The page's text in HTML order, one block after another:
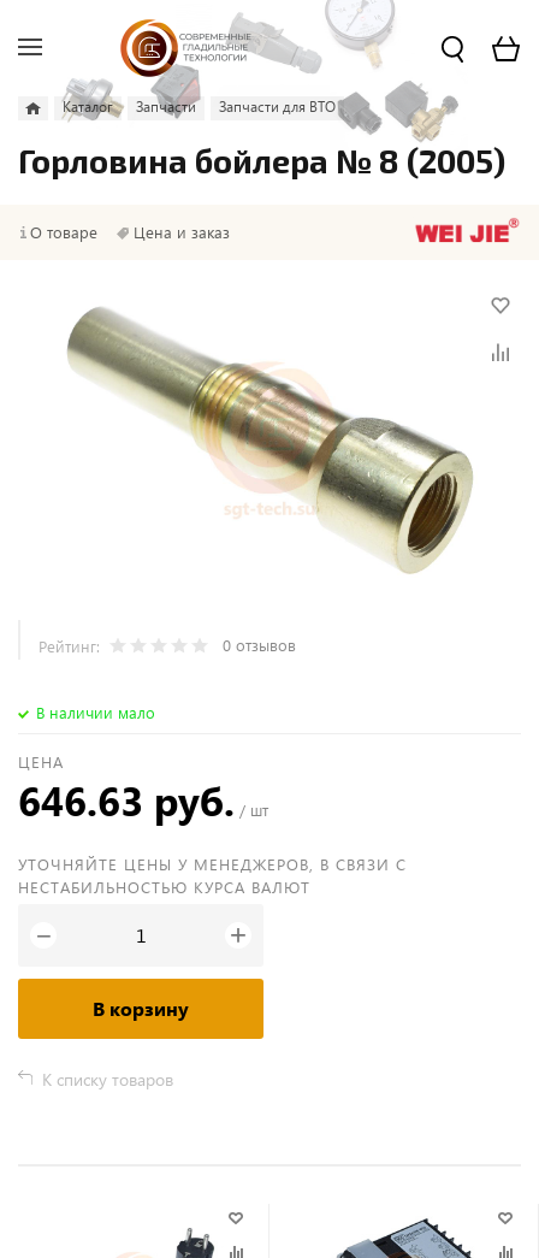
Каталог Запчасти Запчасти для ВТО
Горловина бойлера № 8 (2005)
О товаре Цена и заказ
Рейтинг: 0 отзывов
В наличии мало
ЦЕНА
646.63 руб. / шт
УТОЧНЯЙТЕ ЦЕНЫ У МЕНЕДЖЕРОВ, В СВЯЗИ С
НЕСТАБИЛЬНОСТЬЮ КУРСА ВАЛЮТ
− +
В корзину
К списку товаров